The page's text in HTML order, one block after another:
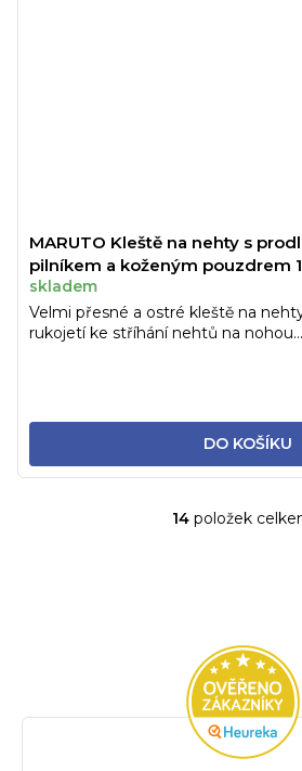
MARUTO Kleště na nehty s
pilníkem a koženým pouzdrem
skladem
DO KOŠÍKU
Velmi přesné a ostré kleště na
rukojetí ke stříhání nehtů na nohou...
O
a
c
í
p
r
14 položek